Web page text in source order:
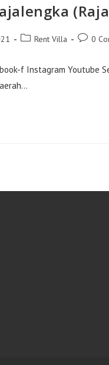
PostRent Villa
Post0
f Instagram Youtube